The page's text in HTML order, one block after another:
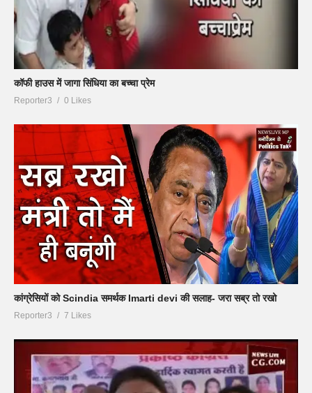
कॉफी हाउस में जागा सिंधिया का बच्चा प्रेम
Reporter3 0 Likes
कांग्रेसियों को Scindia समर्थक Imarti devi की सलाह- जरा सब्र तो रखो
Reporter3 7 Likes